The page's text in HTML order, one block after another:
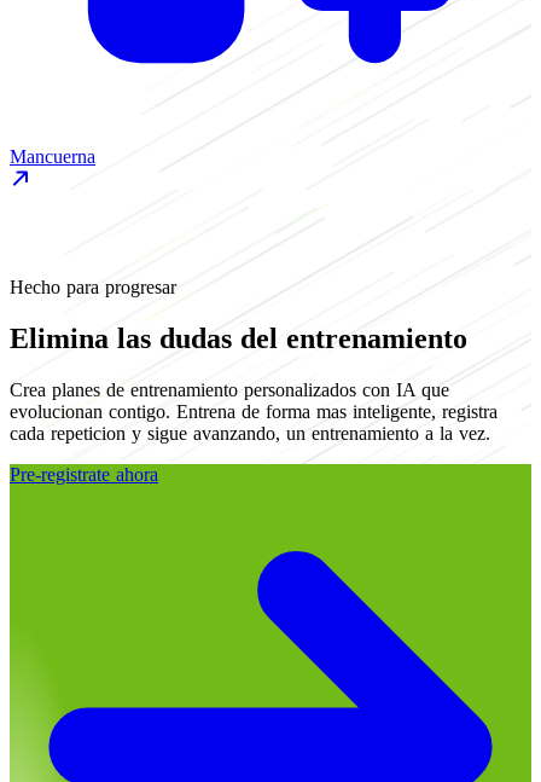
Mancuerna
Hecho para progresar
Elimina las dudas del entrenamiento
Crea planes de entrenamiento personalizados con IA que
evolucionan contigo. Entrena de forma mas inteligente, registra
cada repeticion y sigue avanzando, un entrenamiento a la vez.
Pre-registrate ahora